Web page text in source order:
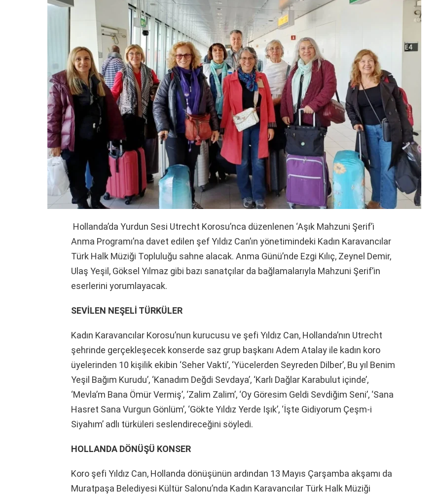
Hollanda’da Yurdun Sesi Utrecht Korosu’nca düzenlenen ‘Aşık Mahzuni Şerif’i
Anma Programı’na davet edilen şef Yıldız Can’ın yönetimindeki Kadın Karavancılar
Türk Halk Müziği Topluluğu sahne alacak. Anma Günü’nde Ezgi Kılıç, Zeynel Demir,
Ulaş Yeşil, Göksel Yılmaz gibi bazı sanatçılar da bağlamalarıyla Mahzuni Şerif’in
eserlerini yorumlayacak.
SEVİLEN NEŞELİ TÜRKÜLER
Kadın Karavancılar Korosu’nun kurucusu ve şefi Yıldız Can, Hollanda’nın Utrecht
şehrinde gerçekleşecek konserde saz grup başkanı Adem Atalay ile kadın koro
üyelerinden 10 kişilik ekibin ‘Seher Vakti’, ‘Yücelerden Seyreden Dilber’, Bu yıl Benim
Yeşil Bağım Kurudu’, ‘Kanadım Değdi Sevdaya’, ‘Karlı Dağlar Karabulut içinde’,
‘Mevla’m Bana Ömür Vermiş’, ‘Zalim Zalim’, ‘Oy Göresim Geldi Sevdiğim Seni’, ‘Sana
Hasret Sana Vurgun Gönlüm’, ‘Gökte Yıldız Yerde Işık’, ‘İşte Gidiyorum Çeşm-i
Siyahım’ adlı türküleri seslendireceğini söyledi.
HOLLANDA DÖNÜŞÜ KONSER
Koro şefi Yıldız Can, Hollanda dönüşünün ardından 13 Mayıs Çarşamba akşamı da
Muratpaşa Belediyesi Kültür Salonu’nda Kadın Karavancılar Türk Halk Müziği